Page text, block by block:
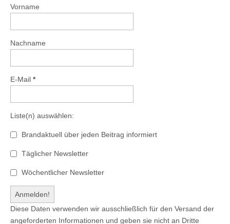
Vorname
Nachname
E-Mail *
Liste(n) auswählen:
Brandaktuell über jeden Beitrag informiert
Täglicher Newsletter
Wöchentlicher Newsletter
Diese Daten verwenden wir ausschließlich für den Versand der
angeforderten Informationen und geben sie nicht an Dritte